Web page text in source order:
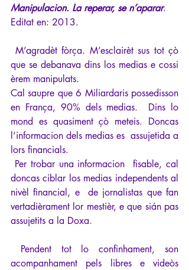
Manipulacion. La reperar, se n’aparar.
Editat en: 2013.
que se debanava dins los medias e cossi
èrem manipulats.
Cal saupre que 6 Miliardaris possedisson
en França, 90% dels medias.  Dins lo
mond es quasiment çò meteis. Doncas
l’informacion dels medias es  assujetida a
lors financials.
doncas ciblar los medias independents al
nivèl financial, e  de jornalistas que fan
vertadièrament lor mestièr, e que sián pas
assujetits a la Doxa.
acompanhament pels libres e videòs